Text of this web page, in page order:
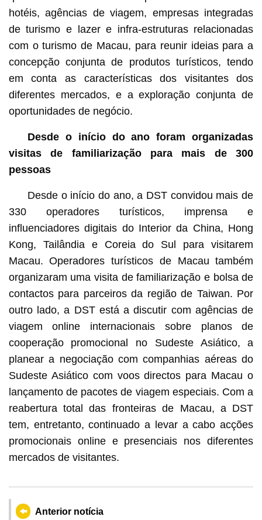
hotéis, agências de viagem, empresas integradas
de turismo e lazer e infra-estruturas relacionadas
com o turismo de Macau, para reunir ideias para a
concepção conjunta de produtos turísticos, tendo
em conta as características dos visitantes dos
diferentes mercados, e a exploração conjunta de
oportunidades de negócio.
Desde o início do ano foram organizadas
visitas de familiarização para mais de 300
pessoas
Desde o início do ano, a DST convidou mais de
330 operadores turísticos, imprensa e
influenciadores digitais do Interior da China, Hong
Kong, Tailândia e Coreia do Sul para visitarem
Macau. Operadores turísticos de Macau também
organizaram uma visita de familiarização e bolsa de
contactos para parceiros da região de Taiwan. Por
outro lado, a DST está a discutir com agências de
viagem online internacionais sobre planos de
cooperação promocional no Sudeste Asiático, a
planear a negociação com companhias aéreas do
Sudeste Asiático com voos directos para Macau o
lançamento de pacotes de viagem especiais. Com a
reabertura total das fronteiras de Macau, a DST
tem, entretanto, continuado a levar a cabo acções
promocionais online e presenciais nos diferentes
mercados de visitantes.
Anterior notícia